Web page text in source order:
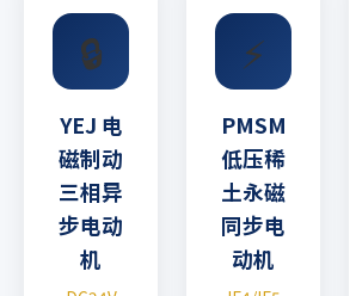
🔒
YEJ 电
磁制动
三相异
步电动
机
⚡
PMSM
低压稀
土永磁
同步电
动机